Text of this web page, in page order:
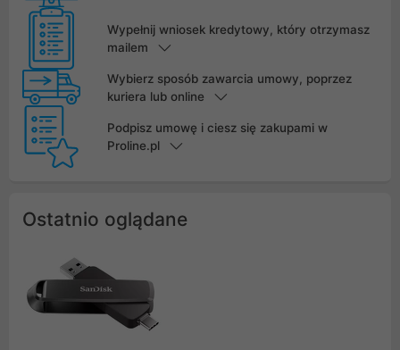
Wypełnij wniosek kredytowy, który otrzymasz
mailem
Wybierz sposób zawarcia umowy, poprzez
kuriera lub online
Podpisz umowę i ciesz się zakupami w
Proline.pl
Ostatnio oglądane